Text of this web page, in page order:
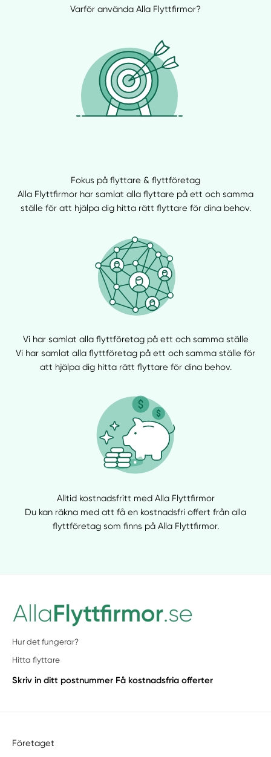
Varför använda Alla Flyttfirmor?
Fokus på flyttare & flyttföretag
Alla Flyttfirmor har samlat alla flyttare på ett och samma
ställe för att hjälpa dig hitta rätt flyttare för dina behov.
Vi har samlat alla flyttföretag på ett och samma ställe
Vi har samlat alla flyttföretag på ett och samma ställe för
att hjälpa dig hitta rätt flyttare för dina behov.
Alltid kostnadsfritt med Alla Flyttfirmor
Du kan räkna med att få en kostnadsfri offert från alla
flyttföretag som finns på Alla Flyttfirmor.
Hur det fungerar?
Hitta flyttare
Skriv in ditt postnummer Få kostnadsfria offerter
Företaget